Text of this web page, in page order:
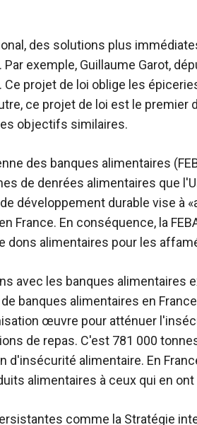
des solutions plus
exemple, Guillaume Garot,
Ce projet de loi oblige les
ce projet de loi est le premier
objectifs similaires.
des banques alimentaires
de denrées alimentaires que
développement durable vise à
France. En conséquence, la
dons alimentaires pour les
avec les banques
banques alimentaires en
œuvre pour atténuer
de repas. C'est 781 000
d'insécurité alimentaire. En
alimentaires à ceux qui en ont
comme la Stratégie